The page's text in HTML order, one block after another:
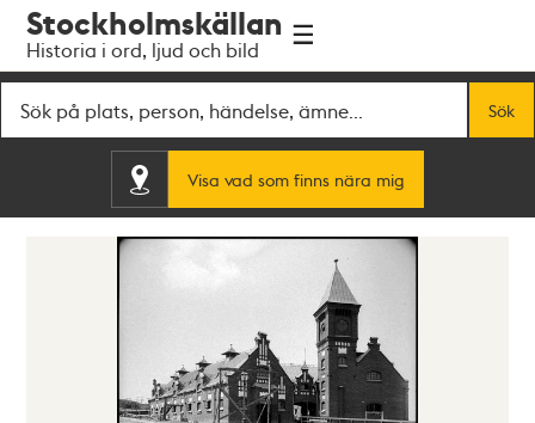
navigationen
huvudinnehållet
Stockholmskällan
Historia i ord, ljud och bild
Sök
Visa vad som finns nära mig